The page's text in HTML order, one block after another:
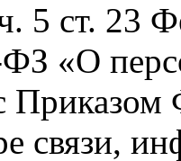
5 ст. 23
«О
связи,